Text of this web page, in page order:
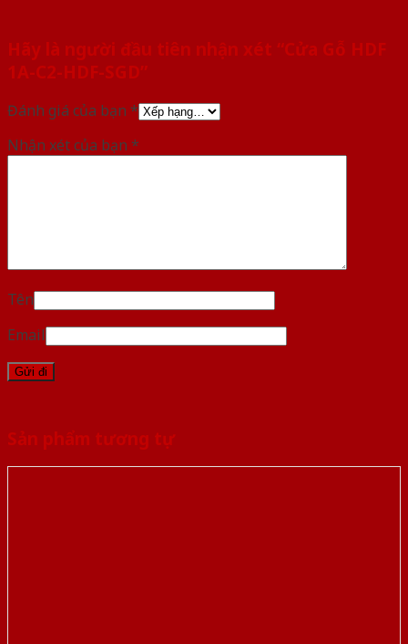
Hãy là người đầu tiên nhận xét “Cửa Gỗ HDF
1A-C2-HDF-SGD”
Đánh giá của bạn *
Nhận xét của bạn *
Tên
Email
Sản phẩm tương tự